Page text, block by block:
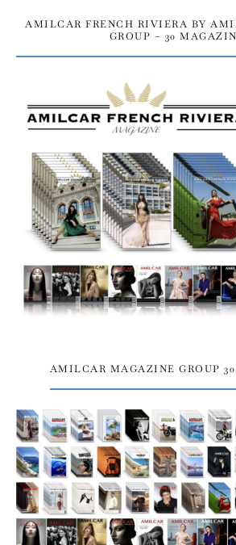
AMILCAR FRENCH RIVIERA BY
GROUP – 30
AMILCAR MAGAZINE GROUP